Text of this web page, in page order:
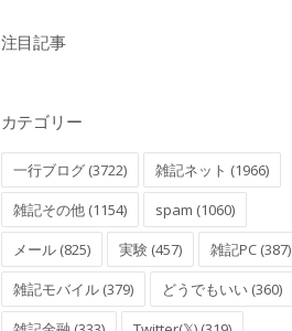
注目記事
カテゴリー
一行ブログ (3722)
雑記ネット (1966)
雑記その他 (1154)
spam (1060)
メール (825)
実験 (457)
雑記PC (387)
雑記モバイル (379)
どうでもいい (360)